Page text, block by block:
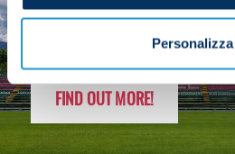
Personalizza
FOLLOW THE
FIND OUT MORE!